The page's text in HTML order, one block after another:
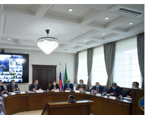
района РА